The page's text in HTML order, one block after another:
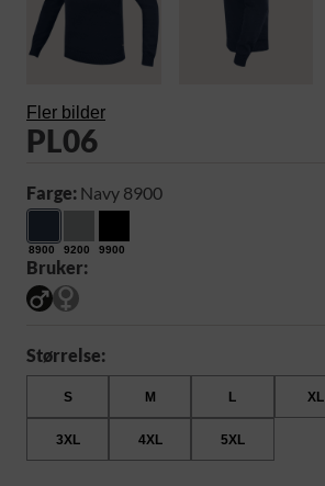
Fler bilder
PL06
Farge: Navy 8900
8900 9200 9900
Bruker:
Størrelse:
S M L XL
3XL 4XL 5XL